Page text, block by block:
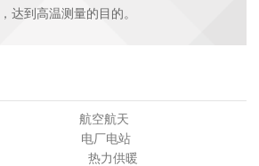
达到高温测量的目的。
航空航天
压 电厂电站
压 热力供暖